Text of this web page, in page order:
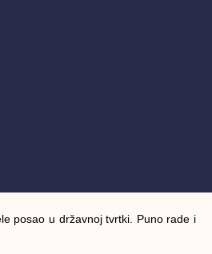
posao u državnoj tvrtki. Puno rade i